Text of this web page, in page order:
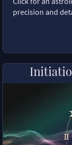
precision and